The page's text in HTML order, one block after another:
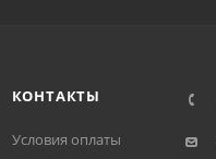
КОНТАКТЫ
Условия оплаты